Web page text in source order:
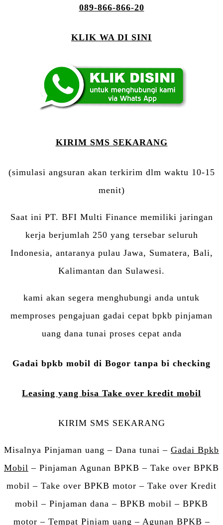
089-866-866-20
KLIK WA DI SINI
KIRIM SMS SEKARANG
(simulasi angsuran akan terkirim dlm waktu 10-15
menit)
Saat ini PT. BFI Multi Finance memiliki jaringan
kerja berjumlah 250 yang tersebar seluruh
Indonesia, antaranya pulau Jawa, Sumatera, Bali,
Kalimantan dan Sulawesi.
kami akan segera menghubungi anda untuk
memproses pengajuan gadai cepat bpkb pinjaman
uang dana tunai proses cepat anda
Gadai bpkb mobil di Bogor tanpa bi checking
Leasing yang bisa Take over kredit mobil
KIRIM SMS SEKARANG
Misalnya Pinjaman uang – Dana tunai – Gadai Bpkb
Mobil – Pinjaman Agunan BPKB – Take over BPKB
mobil – Take over BPKB motor – Take over Kredit
mobil – Pinjaman dana – BPKB mobil – BPKB
motor – Tempat Pinjam uang – Agunan BPKB –